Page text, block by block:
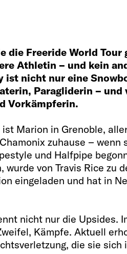
die Freeride World Tour
Athletin – und kein
ist nicht nur eine
Paragliderin – und
Vorkämpferin.
Marion in Grenoble,
zuhause – wenn
und Halfpipe
wurde von Travis Rice zu
eingeladen und hat in
nicht nur die Upsides.
Kämpfe. Aktuell
die sie sich